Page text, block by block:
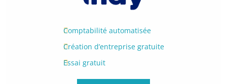
Comptabilité automatisée
Création d’entreprise gratuite
Essai gratuit